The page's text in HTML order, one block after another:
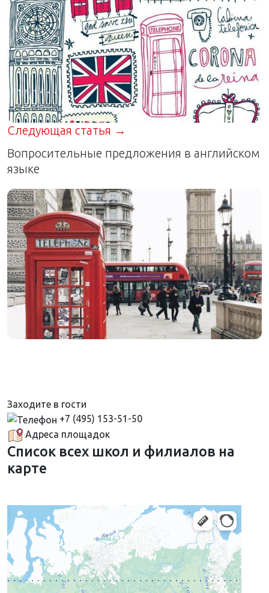
Следующая статья →
Вопросительные предложения в английском
языке
Заходите в гости
+7 (495) 153-51-50
Адреса площадок
Список всех школ и филиалов на
карте